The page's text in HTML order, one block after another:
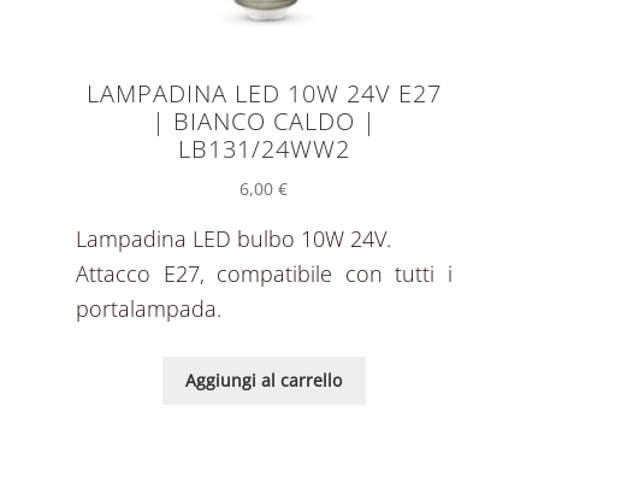
LAMPADINA LED 10W 24V E27
| BIANCO CALDO |
LB131/24WW2
6,00€
Lampadina LED bulbo 10W 24V.
Attacco E27, compatibile con tutti i
portalampada.
Aggiungi al carrello